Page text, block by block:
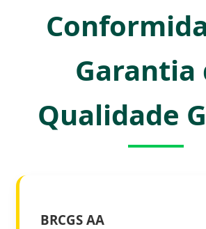
Garantia
Qualidade
BRCGS AA